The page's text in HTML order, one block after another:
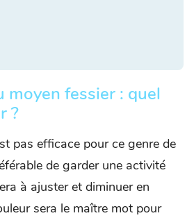
moyen fessier : quel
?
pas efficace pour ce genre de
de garder une activité
à ajuster et diminuer en
sera le maître mot pour